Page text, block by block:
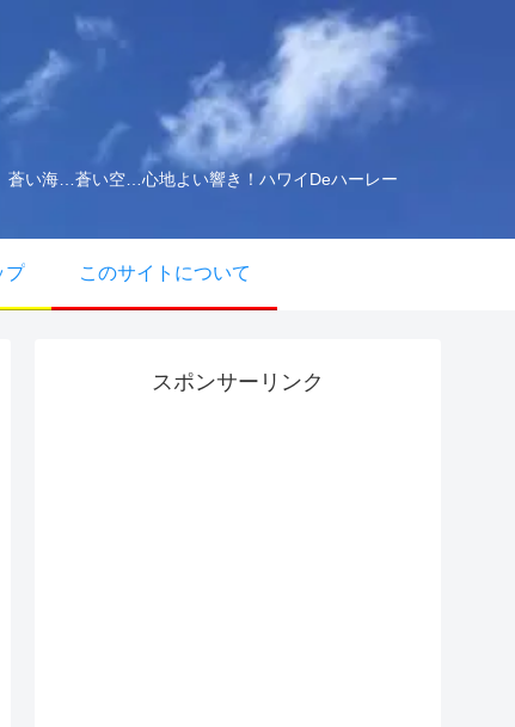
蒼い海…蒼い空…心地よい響き！ハワイDeハーレー
プ このサイトについて
スポンサーリンク